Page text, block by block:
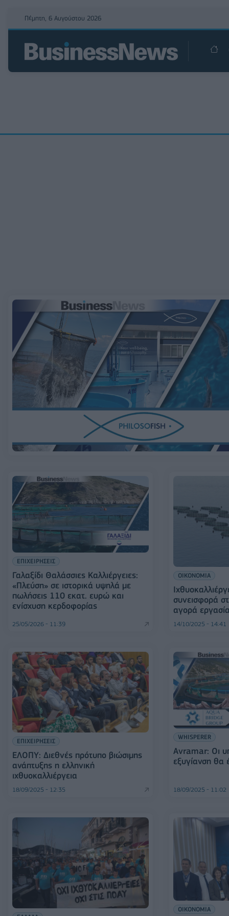
Πέμπτη, 6 Αυγούστου 2026
ΕΠΙΧΕΙΡΗΣΕΙΣ
Γαλαξίδι Θαλάσσιες Καλλιέργειες:
«Πλεύση» σε ιστορικά υψηλά με
πωλήσεις 110 εκατ. ευρώ και
ενίσχυση κερδοφορίας
25/05/2026 - 11:39
ΟΙΚΟΝΟΜΙΑ
συνεισφορά
αγορά
14/10/2025 - 14:41
ΕΠΙΧΕΙΡΗΣΕΙΣ
ΕΛΟΠΥ: Διεθνές πρότυπο βιώσιμης
ανάπτυξης η ελληνική
ιχθυοκαλλιέργεια
18/09/2025 - 12:35
WHISPERER
Avramar: Οι
εξυγίανση θα
18/09/2025 - 11:02
ΟΙΚΟΝΟΜΙΑ